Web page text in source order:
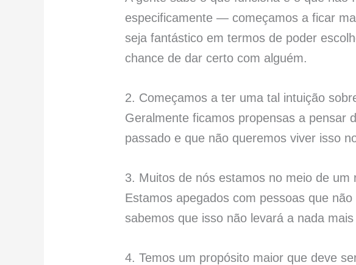
especificamente — começamos a ficar
seja fantástico em termos de poder
chance de dar certo com alguém.
2. Começamos a ter uma tal intuição
Geralmente ficamos propensas a pensar
passado e que não queremos viver isso
3. Muitos de nós estamos no meio de um
Estamos apegados com pessoas que
sabemos que isso não levará a nada
4. Temos um propósito maior que deve